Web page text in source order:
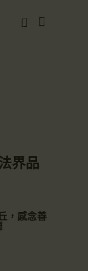
界品
，感念善
☀️